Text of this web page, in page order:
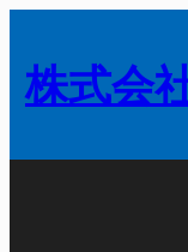
を
キ
株式会